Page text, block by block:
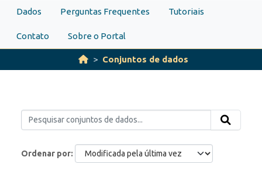
Dados Perguntas Frequentes Tutoriais
Contato Sobre o Portal
Conjuntos de dados
Ordenar por